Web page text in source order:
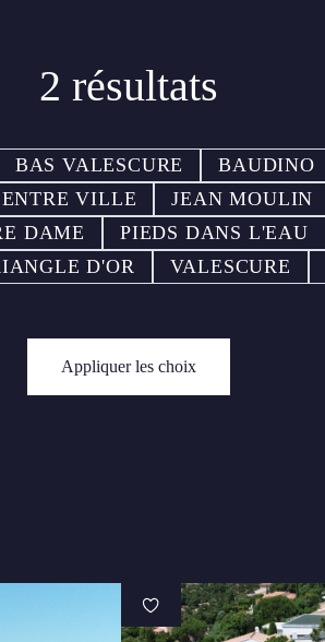
2 résultats
BAS VALESCURE BAUDINO
VILLE JEAN MOULIN
DAME PIEDS DANS L'EAU
D'OR VALESCURE
Appliquer les choix